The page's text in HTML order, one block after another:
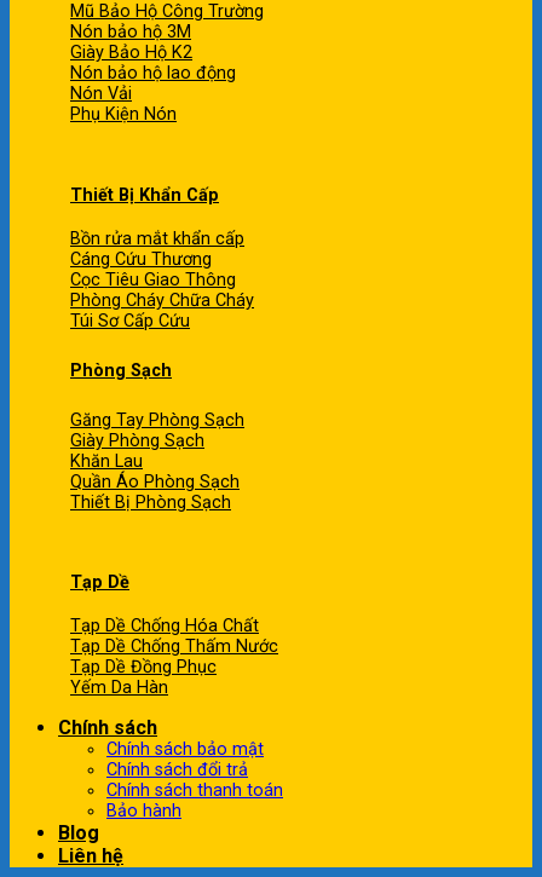
Mũ Bảo Hộ Công Trường
Nón bảo hộ 3M
Giày Bảo Hộ K2
Nón bảo hộ lao động
Nón Vải
Phụ Kiện Nón
Thiết Bị Khẩn Cấp
Bồn rửa mắt khẩn cấp
Cáng Cứu Thương
Cọc Tiêu Giao Thông
Phòng Cháy Chữa Cháy
Túi Sơ Cấp Cứu
Phòng Sạch
Găng Tay Phòng Sạch
Giày Phòng Sạch
Khăn Lau
Quần Áo Phòng Sạch
Thiết Bị Phòng Sạch
Tạp Dề
Tạp Dề Chống Hóa Chất
Tạp Dề Chống Thấm Nước
Tạp Dề Đồng Phục
Yếm Da Hàn
Chính sách
Chính sách bảo mật
Chính sách đổi trả
Chính sách thanh toán
Bảo hành
Blog
Liên hệ